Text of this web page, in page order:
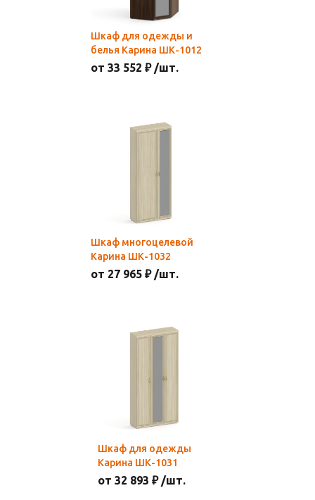
Шкаф для одежды и
белья Карина ШК-1012
от 33 552 ₽ /шт.
Шкаф многоцелевой
Карина ШК-1032
от 27 965 ₽ /шт.
Шкаф для одежды
Карина ШК-1031
от 32 893 ₽ /шт.